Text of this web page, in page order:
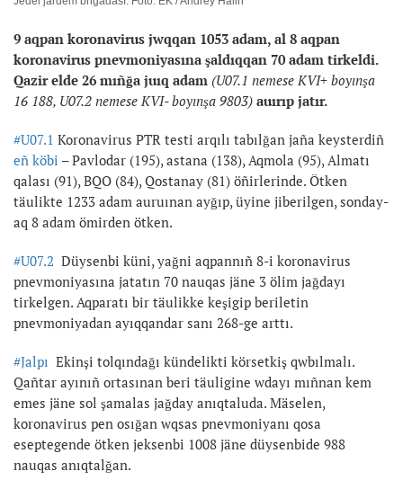
9 aqpan koronavirus jwqqan 1053 adam, al 8 aqpan
koronavirus pnevmoniyasına şaldıqqan 70 adam tirkeldi.
Qazir elde 26 mıñğa juıq adam (U07.1 nemese KVI+ boyınşa
16 188, U07.2 nemese KVI- boyınşa 9803) auırıp jatır.
#U07.1 Koronavirus PTR testi arqılı tabılğan jaña keysterdiñ
eñ köbi – Pavlodar (195), astana (138), Aqmola (95), Almatı
qalası (91), BQO (84), Qostanay (81) öñirlerinde. Ötken
täulikte 1233 adam auruınan ayğıp, üyine jiberilgen, sonday-
aq 8 adam ömirden ötken.
#U07.2 Düysenbi küni, yağni aqpannıñ 8-i koronavirus
pnevmoniyasına jatatın 70 nauqas jäne 3 ölim jağdayı
tirkelgen. Aqparatı bir täulikke keşigip beriletin
pnevmoniyadan ayıqqandar sanı 268-ge arttı.
#Jalpı Ekinşi tolqındağı kündelikti körsetkiş qwbılmalı.
Qañtar ayınıñ ortasınan beri täuligine wdayı mıñnan kem
emes jäne sol şamalas jağday anıqtaluda. Mäselen,
koronavirus pen osığan wqsas pnevmoniyanı qosa
eseptegende ötken jeksenbi 1008 jäne düysenbide 988
nauqas anıqtalğan.